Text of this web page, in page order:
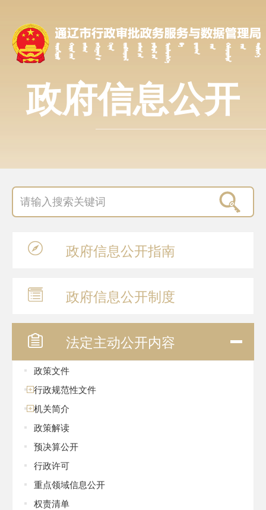
政府信息公开
政府信息公开指南
政府信息公开制度
法定主动公开内容
政策文件
行政规范性文件
机关简介
政策解读
预决算公开
行政许可
重点领域信息公开
权责清单